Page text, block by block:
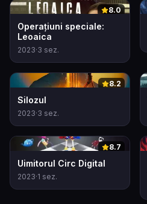
0 8.0
Operațiuni speciale:
Leoaica
2023·3 sez.
0
0 8.2
Silozul
2023·3 sez.
0
0 8.7
Uimitorul Circ Digital
2023·1 sez.
0